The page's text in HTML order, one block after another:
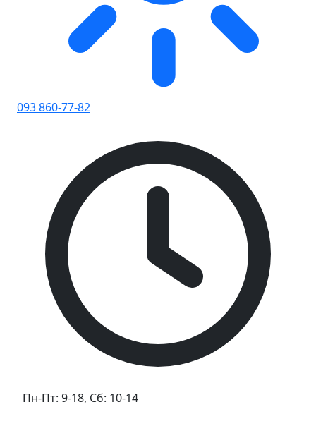
093 860-77-82
Пн-Пт: 9-18, Сб: 10-14